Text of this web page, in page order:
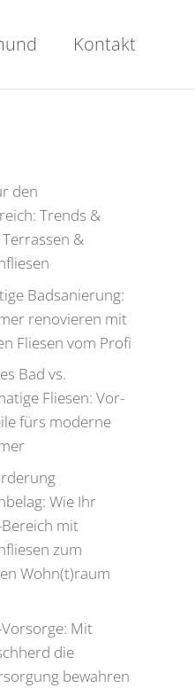
Kontakt
den
Trends &
&
Badsanierung:
renovieren mit
Fliesen vom Profi
Bad vs.
Fliesen: Vor-
fürs moderne
Wie Ihr
mit
zum
Wohn(t)raum
Mit
die
bewahren